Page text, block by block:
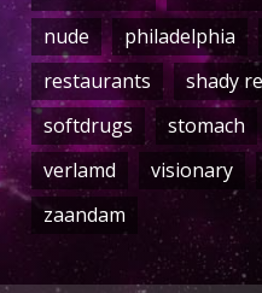
nude
philadelphia
restaurants
shady
softdrugs
stomach
verlamd
visionary
zaandam